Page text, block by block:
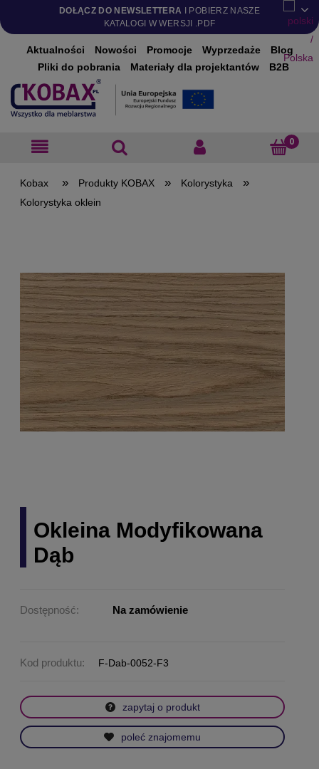
DOŁĄCZ DO NEWSLETTERA I POBIERZ NASZE
KATALOGI W WERSJI .PDF
Aktualności Nowości Promocje Wyprzedaże
Blog
Pliki do pobrania
Materiały dla projektantów B2B
» Produkty KOBAX » Kolorystyka »
Kolorystyka oklein
Okleina Modyfikowana
Dąb
Dostępność: Na zamówienie
Kod produktu: F-Dab-0052-F3
zapytaj o produkt
poleć znajomemu